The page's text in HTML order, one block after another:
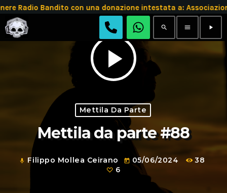
Bandito con una donazione intestata a: Associazione
search menu play_arrow
play_arrow
Mettila Da Parte
Mettila da parte #88
mic Filippo Mollea Ceirano today 05/06/2024
38
6